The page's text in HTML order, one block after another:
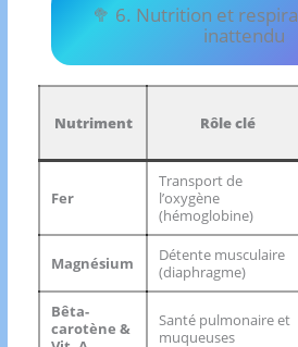
🥦 6. Nutrition et
inattendu
Nutriment Rôle clé
Fer
Transport de
l’oxygène
(hémoglobine)
Magnésium
Détente musculaire
(diaphragme)
Bêta-
carotène &
Santé pulmonaire et
muqueuses